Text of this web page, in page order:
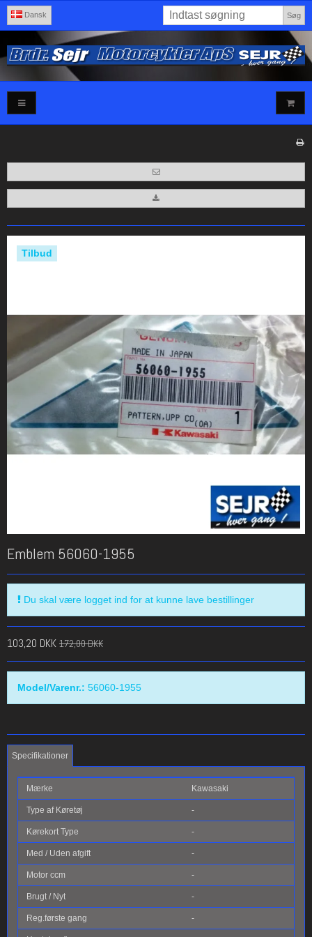
Dansk Søg
Tilbud
Emblem 56060-1955
Du skal være logget ind for at kunne lave bestillinger
103,20 DKK 172,00 DKK
Model/Varenr.: 56060-1955
Specifikationer
Mærke Kawasaki
Type af Køretøj -
Kørekort Type -
Med / Uden afgift -
Motor ccm -
Brugt / Nyt -
Reg.første gang -